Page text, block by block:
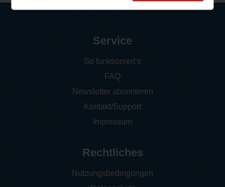
Service
So funktioniert‘s
FAQ
Newsletter abonnieren
Kontakt/Support
Impressum
Rechtliches
Nutzungsbedingungen